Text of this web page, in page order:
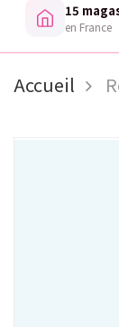
15
en France
Accueil